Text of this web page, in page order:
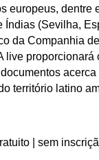
europeus, dentre
Índias (Sevilha,
da Companhia
live proporcionará
acerca
território latino
| sem